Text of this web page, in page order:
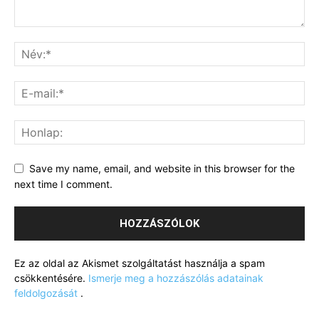
Save my name, email, and website in this browser for the
next time I comment.
Ez az oldal az Akismet szolgáltatást használja a spam
csökkentésére. Ismerje meg a hozzászólás adatainak
feldolgozását .